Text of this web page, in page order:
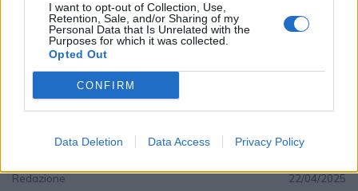
I want to opt-out of Collection, Use,
Retention, Sale, and/or Sharing of my
Personal Data that Is Unrelated with the
Purposes for which it was collected.
Opted Out
CONFIRM
Data Deletion Data Access Privacy Policy
Redazione 22/04/2025